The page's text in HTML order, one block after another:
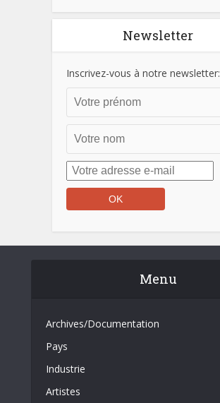
Newsletter
Inscrivez-vous à notre newsletter:
Menu
Archives/Documentation
Pays
Industrie
Artistes